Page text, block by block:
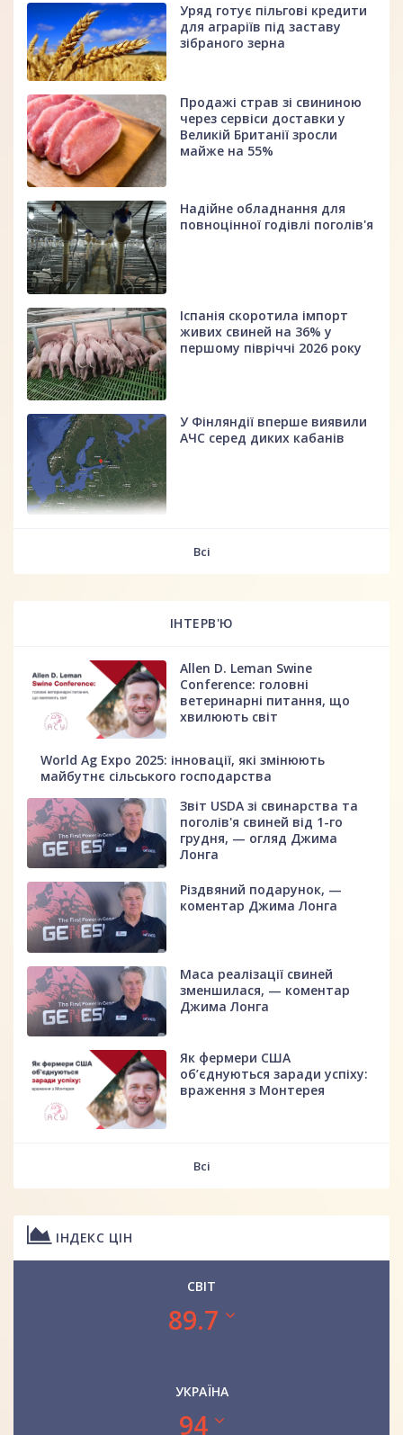
Уряд готує пільгові кредити
для аграріїв під заставу
зібраного зерна
Продажі страв зі свининою
через сервіси доставки у
Великій Британії зросли
майже на 55%
Надійне обладнання для
повноцінної годівлі поголів'я
Іспанія скоротила імпорт
живих свиней на 36% у
першому півріччі 2026 року
У Фінляндії вперше виявили
АЧС серед диких кабанів
Всі
ІНТЕРВ'Ю
Allen D. Leman Swine
Conference: головні
ветеринарні питання, що
хвилюють світ
World Ag Expo 2025: інновації, які змінюють
майбутнє сільського господарства
Звіт USDA зі свинарства та
поголів'я свиней від 1-го
грудня, — огляд Джима
Лонга
Різдвяний подарунок, —
коментар Джима Лонга
Маса реалізації свиней
зменшилася, — коментар
Джима Лонга
Як фермери США
об’єднуються заради успіху:
враження з Монтерея
Всі
ІНДЕКС ЦІН
СВІТ
89.7
УКРАЇНА
94